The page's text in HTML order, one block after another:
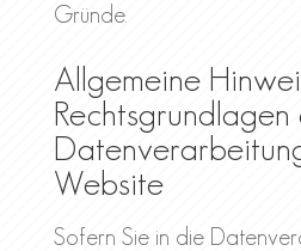
Gründe.
Allgemeine
Rechtsgrundlagen
Website
Sofern Sie in die